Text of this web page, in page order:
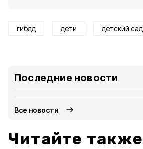
гибдд дети детский сад
Последние новости
Все новости
Читайте также